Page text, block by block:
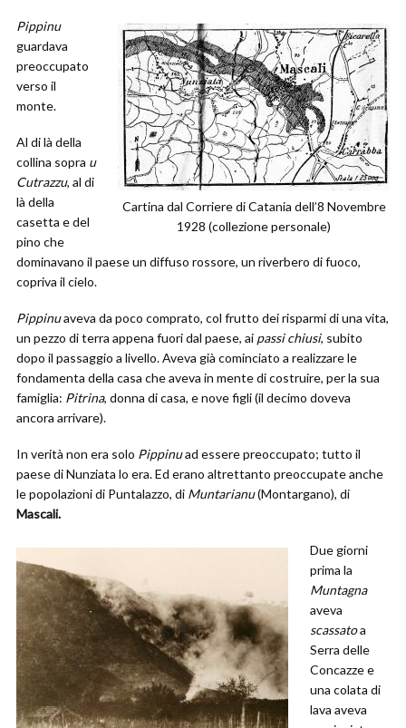
Cartina dal Corriere di Catania dell’8 Novembre
1928 (collezione personale)
Pippinu
guardava
preoccupato
verso il
monte.
Al di là della
collina sopra u
Cutrazzu, al di
là della
casetta e del
pino che
dominavano il paese un diffuso rossore, un riverbero di fuoco,
copriva il cielo.
Pippinuaveva da poco comprato, col frutto dei risparmi di una vita,
un pezzo di terra appena fuori dal paese, ai passi chiusi, subito
dopo il passaggio a livello. Aveva già cominciato a realizzare le
fondamenta della casa che aveva in mente di costruire, per la sua
famiglia: Pitrina, donna di casa, e nove figli (il decimo doveva
ancora arrivare).
In verità non era solo Pippinuad essere preoccupato; tutto il
paese di Nunziata lo era. Ed erano altrettanto preoccupate anche
le popolazioni di Puntalazzo, di Muntarianu(Montargano), di
Mascali.
Due giorni
prima la
Muntagna
aveva
scassatoa
Serra delle
Concazze e
una colata di
lava aveva